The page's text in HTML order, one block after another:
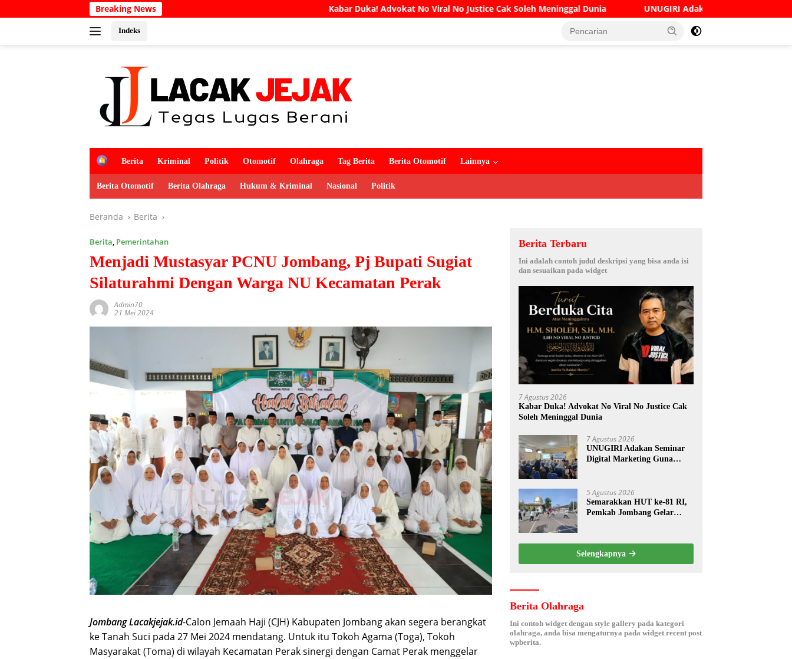
ke
Breaking News Kabar Duka! Advokat No Viral No Justice Cak Soleh Meninggal Dunia UNUGIRI Adakan Seminar Digital Marketing Guna
Indeks
H
m
e
Berita Kriminal Politik Otomotif Olahraga Tag Berita Berita Otomotif Lainnya
Berita Otomotif Berita Olahraga Hukum & Kriminal Nasional Politik
Beranda Berita
Berita, Pemerintahan
Menjadi Mustasyar PCNU Jombang, Pj Bupati Sugiat
Silaturahmi Dengan Warga NU Kecamatan Perak
Admin70
21 Mei 2024
Jombang Lacakjejak.id-Calon Jemaah Haji (CJH) Kabupaten Jombang akan segera berangkat
ke Tanah Suci pada 27 Mei 2024 mendatang. Untuk itu Tokoh Agama (Toga), Tokoh
Masyarakat (Toma) di wilayah Kecamatan Perak sinergi dengan Camat Perak menggelar
Berita Terbaru
Ini adalah contoh judul deskripsi yang bisa anda isi
dan sesuaikan pada widget
7 Agustus 2026
Kabar Duka! Advokat No Viral No Justice Cak
Soleh Meninggal Dunia
7 Agustus 2026
UNUGIRI Adakan Seminar
Digital Marketing Guna
Desa Prangi
5 Agustus 2026
Semarakkan HUT ke-81 RI,
Pemkab Jombang Gelar
Selengkapnya
Berita Olahraga
Ini contoh widget dengan style gallery pada kategori
olahraga, anda bisa mengaturnya pada widget recent post
wpberita.